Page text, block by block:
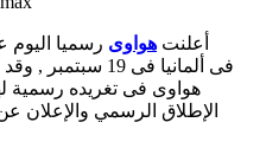
أعلنت هواوى رسميا اليوم
هواوى فى تغريده رسمية